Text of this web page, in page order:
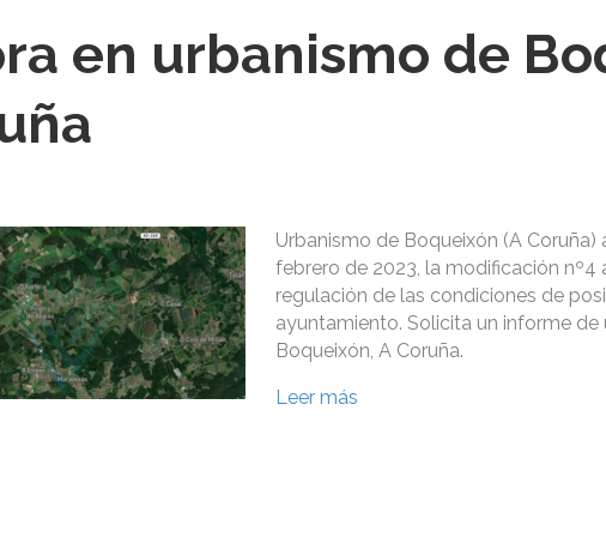
en urbanismo de
Urbanismo de Boqueixón (A
febrero de 2023, la modificación nº4
regulación de las condiciones de
ayuntamiento. Solicita un informe
Boqueixón, A Coruña.
Leer más